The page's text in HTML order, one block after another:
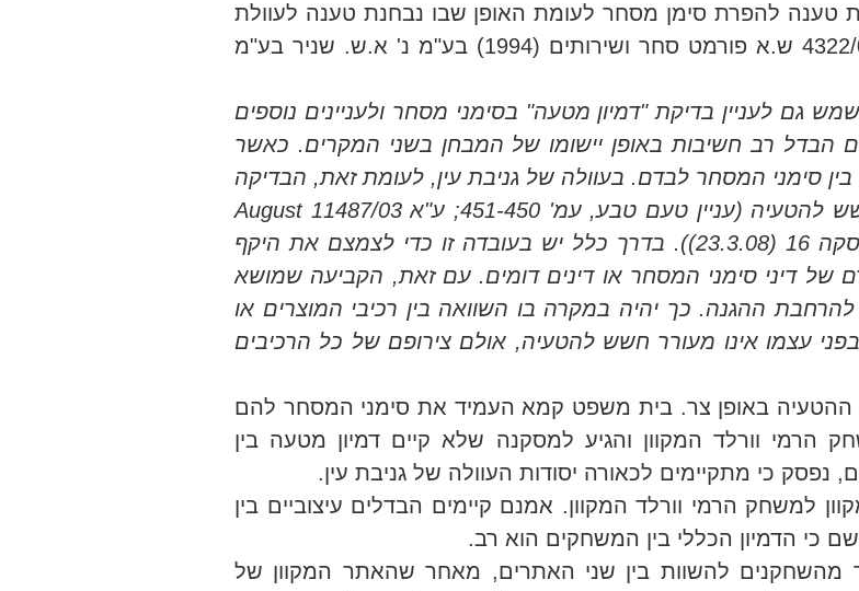
טענה להפרת סימן מסחר לעומת האופן שבו נבחנת טענה לעוולת
גניבת עין. וכך נאמר על ידי הנשיא גרוניס (כתוארו אז) ברע"א 4322/09 ש.א פורמט סחר ושירותים (1994) בע"מ נ' א.ש. שניר בע"מ
לעניין בדיקת "דמיון מטעה" בסימני מסחר ולעניינים נוספים
עניין טעם טבע, עמ' 450). עם זאת, קיים הבדל רב חשיבות באופן יישומו של המבחן בשני המקרים. כאשר
סימני המסחר לבדם. בעוולה של גניבת עין, לעומת זאת, הבדיקה
היא האם מכלול התנהלותו ופועלו של הנתבע עולה כדי יצירת חשש להטעיה (עניין טעם טבע, עמ' 451-450; ע"א 11487/03 August
Storck KG נ' אלפא אינטואיט מוצרי מזון בע"מ, [פורסם בנבו] פיסקה 16 (23.3.08)). בדרך כלל יש בעובדה זו כדי לצמצם את היקף
של דיני סימני המסחר או דינים דומים. עם זאת, הקביעה שמושא
ההגנה. כך יהיה במקרה בו השוואה בין רכיבי המוצרים או
עצמו אינו מעורר חשש להטעיה, אולם צירופם של כל הרכיבים
באופן צר. בית משפט קמא העמיד את סימני המסחר להם
וורלד המקוון והגיע למסקנה שלא קיים דמיון מטעה בין
כי מתקיימים לכאורה יסודות העוולה של גניבת עין.
למשחק הרמי וורלד המקוון. אמנם קיימים הבדלים עיצוביים בין
כי הדמיון הכללי בין המשחקים הוא רב.
להשוות בין שני האתרים, מאחר שהאתר המקוון של